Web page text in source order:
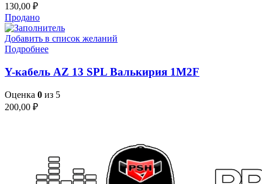
130,00 ₽
Продано
Добавить в список желаний
Подробнее
Y-кабель AZ 13 SPL Валькирия 1M2F
Оценка 0 из 5
200,00 ₽